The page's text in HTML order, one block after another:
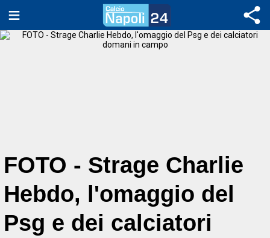
FOTO - Strage Charlie
Hebdo, l'omaggio del
Psg e dei calciatori